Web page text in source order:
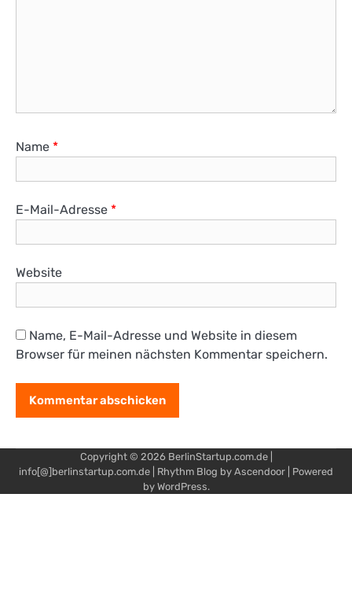
Name *
E-Mail-Adresse *
Website
Name, E-Mail-Adresse und Website in diesem
Browser für meinen nächsten Kommentar speichern.
Copyright © 2026 BerlinStartup.com.de|
info[@]berlinstartup.com.de | Rhythm Blog by Ascendoor | Powered
by WordPress.